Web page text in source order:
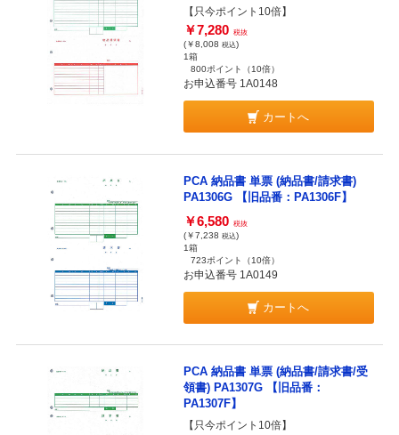
【只今ポイント10倍】
￥7,280 税抜
(￥8,008 税込)
1箱
800ポイント
（10倍）
お申込番号 1A0148
カートへ
PCA 納品書 単票 (納品書/請求書)
PA1306G 【旧品番：PA1306F】
￥6,580 税抜
(￥7,238 税込)
1箱
723ポイント
（10倍）
お申込番号 1A0149
カートへ
PCA 納品書 単票 (納品書/請求書/受
領書) PA1307G 【旧品番：
PA1307F】
【只今ポイント10倍】